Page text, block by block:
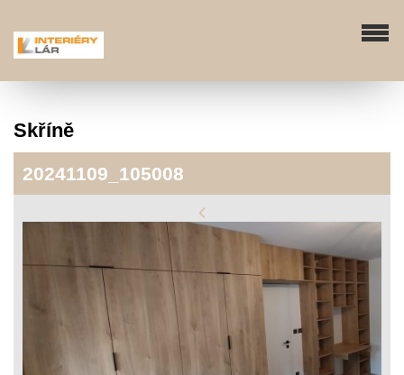
Skříně
20241109_105008